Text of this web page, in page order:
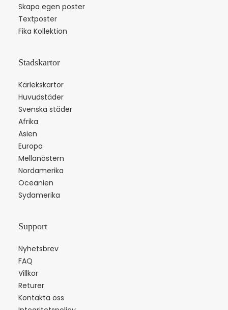
Skapa egen poster
Textposter
Fika Kollektion
Stadskartor
Kärlekskartor
Huvudstäder
Svenska städer
Afrika
Asien
Europa
Mellanöstern
Nordamerika
Oceanien
Sydamerika
Support
Nyhetsbrev
FAQ
Villkor
Returer
Kontakta oss